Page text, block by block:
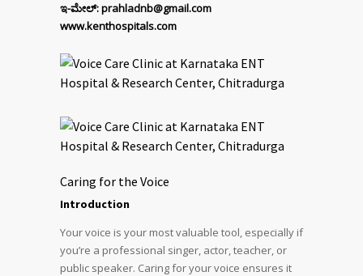
ಇ-ಮೇಲ್:prahladnb@gmail.com
www.kenthospitals.com
Caring for the Voice
Introduction
Your voice is your most valuable tool, especially if
you’re a professional singer, actor, teacher, or
public speaker. Caring for your voice ensures it